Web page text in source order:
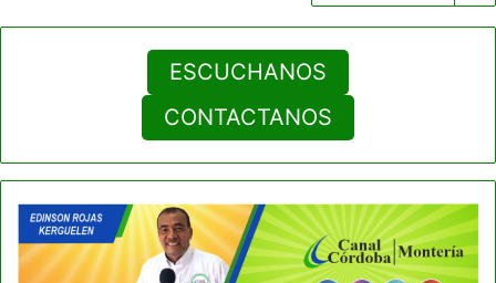
ESCUCHANOS
CONTACTANOS